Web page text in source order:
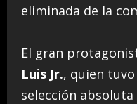
eliminada de la
El gran
Luis Jr., quien
selección